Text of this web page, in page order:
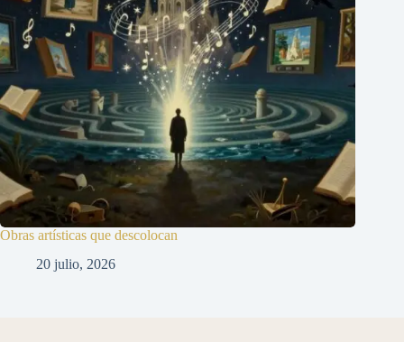
Obras artísticas que descolocan
20 julio, 2026